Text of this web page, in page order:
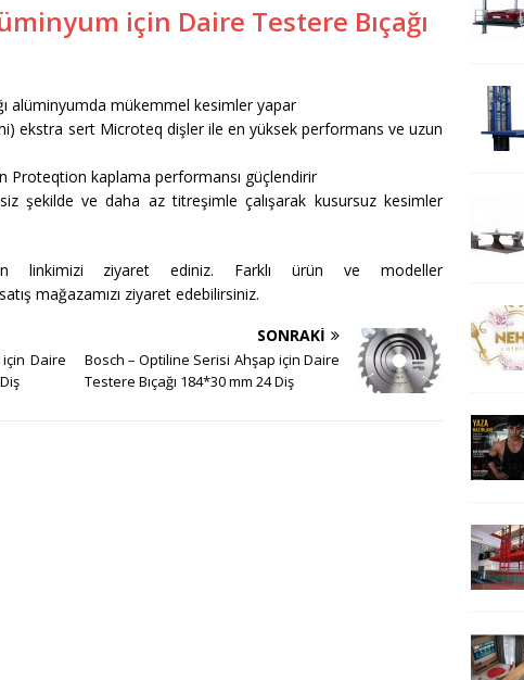
için Daire Testere Bıçağı
alüminyumda mükemmel kesimler yapar
ekstra sert Microteq dişler ile en yüksek performans ve uzun
Proteqtion kaplama performansı güçlendirir
şekilde ve daha az titreşimle çalışarak kusursuz kesimler
linkimizi ziyaret ediniz. Farklı ürün ve modeller
mağazamızı ziyaret edebilirsiniz.
Daire
SONRAKI
Bosch – Optiline Serisi Ahşap için Daire
Testere Bıçağı 184*30 mm 24 Diş